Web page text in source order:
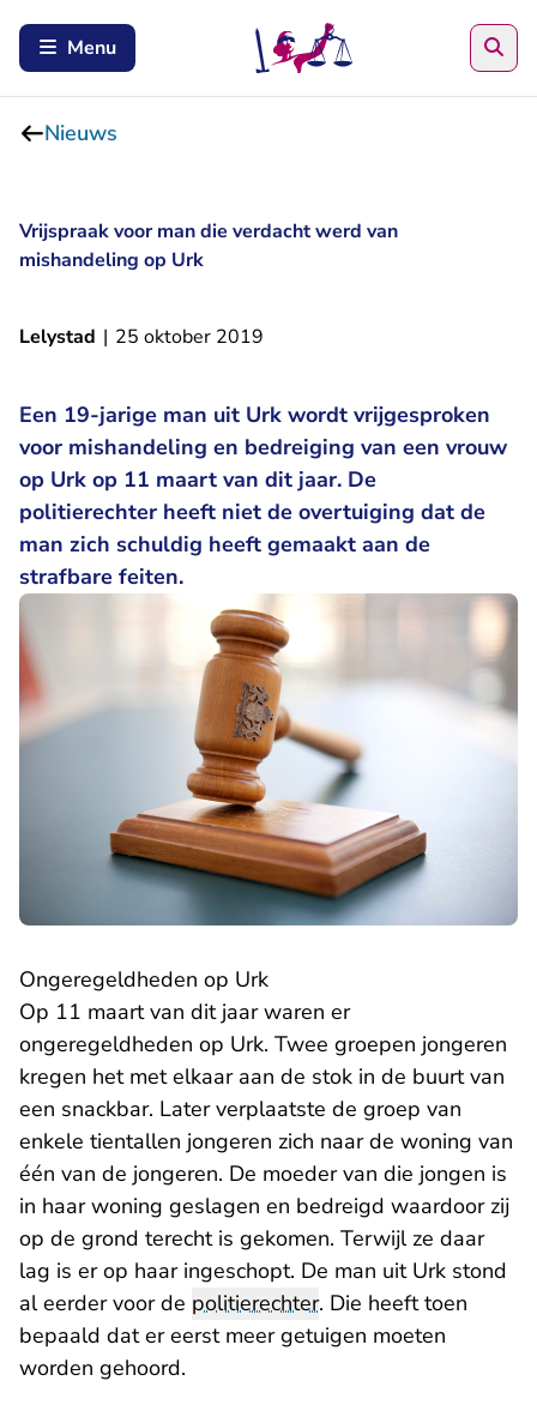
Menu
Nieuws
Vrijspraak voor man die verdacht werd van
mishandeling op Urk
Lelystad | 25 oktober 2019
Een 19-jarige man uit Urk wordt vrijgesproken
voor mishandeling en bedreiging van een vrouw
op Urk op 11 maart van dit jaar. De
politierechter heeft niet de overtuiging dat de
man zich schuldig heeft gemaakt aan de
strafbare feiten.
Ongeregeldheden op Urk
Op 11 maart van dit jaar waren er
ongeregeldheden op Urk. Twee groepen jongeren
kregen het met elkaar aan de stok in de buurt van
een snackbar. Later verplaatste de groep van
enkele tientallen jongeren zich naar de woning van
één van de jongeren. De moeder van die jongen is
in haar woning geslagen en bedreigd waardoor zij
op de grond terecht is gekomen. Terwijl ze daar
lag is er op haar ingeschopt. De man uit Urk stond
al eerder voor de politierechter. Die heeft toen
bepaald dat er eerst meer getuigen moeten
worden gehoord.